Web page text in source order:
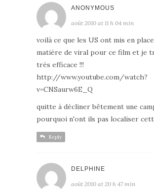
ANONYMOUS
août 2010 at 11 h 04 min
voilà ce que les US ont mis en
matière de viral pour ce film et je
trés efficace !!!
http://www.youtube.com/watch?
v=CNSaurw6E_Q
quitte à décliner bêtement une
pourquoi n'ont ils pas localiser
Reply
DELPHINE
août 2010 at 20 h 47 min